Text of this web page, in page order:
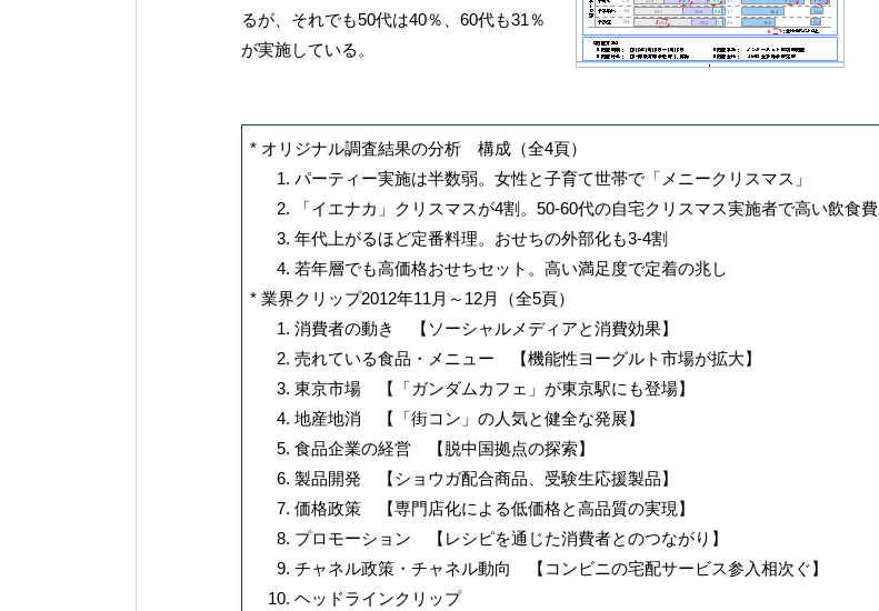
るが、それでも50代は40％、60代も31％
が実施している。
* オリジナル調査結果の分析 構成（全4頁）
パーティー実施は半数弱。女性と子育て世帯で「メニークリスマス」
「イエナカ」クリスマスが4割。50-60代の自宅クリスマス実施者で高い飲食費
年代上がるほど定番料理。おせちの外部化も3-4割
若年層でも高価格おせちセット。高い満足度で定着の兆し
* 業界クリップ2012年11月～12月（全5頁）
消費者の動き 【ソーシャルメディアと消費効果】
売れている食品・メニュー 【機能性ヨーグルト市場が拡大】
東京市場 【「ガンダムカフェ」が東京駅にも登場】
地産地消 【「街コン」の人気と健全な発展】
食品企業の経営 【脱中国拠点の探索】
製品開発 【ショウガ配合商品、受験生応援製品】
価格政策 【専門店化による低価格と高品質の実現】
プロモーション 【レシピを通じた消費者とのつながり】
チャネル政策・チャネル動向 【コンビニの宅配サービス参入相次ぐ】
ヘッドラインクリップ